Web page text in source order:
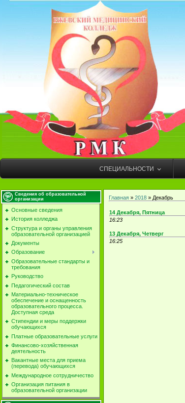
СПЕЦИАЛЬНОСТИ
Сведения об образовательной
организации
Основные сведения
История колледжа
Структура и органы управления
образовательной организацией
Документы
Образование
Образовательные стандарты и
требования
Руководство
Педагогический состав
Материально-техническое
обеспечение и оснащенность
образовательного процесса.
Доступная среда
Стипендии и меры поддержки
обучающихся
Платные образовательные услуги
Финансово-хозяйственная
деятельность
Вакантные места для приема
(перевода) обучающихся
Международное сотрудничество
Организация питания в
образовательной организации
Главная » 2018 » Декабрь
14 Декабря, Пятница
16:23
13 Декабря, Четверг
16:25